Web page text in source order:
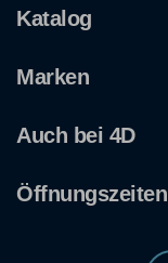
Katalog
Marken
Auch bei 4D
Öffnungszeiten